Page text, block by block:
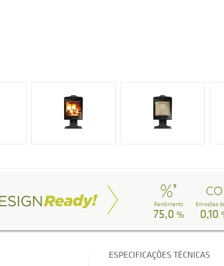
Rendimento
75,0 %
Emissões
0,10
ESPECIFICAÇÕES TÉCNICAS